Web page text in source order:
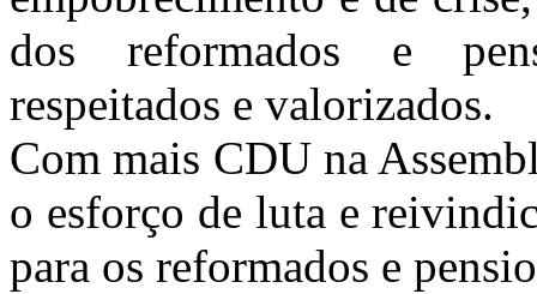
dos reformados e
respeitados e valorizados.
Com mais CDU na
o esforço de luta e
para os reformados e